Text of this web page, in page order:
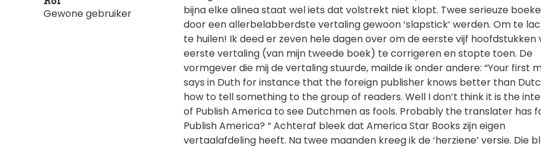
Gewone gebruiker
bijna elke alinea staat wel iets dat volstrekt niet klopt. Twee serieuze
door een allerbelabberdste vertaling gewoon ‘slapstick’ werden. Om te
te huilen! Ik deed er zeven hele dagen over om de eerste vijf hoofdstukken
eerste vertaling (van mijn tweede boek) te corrigeren en stopte toen. De
vormgever die mij de vertaling stuurde, mailde ik onder andere: “Your first
says in Duth for instance that the foreign publisher knows better than
how to tell something to the group of readers. Well I don’t think it is the
of Publish America to see Dutchmen as fools. Probably the translater has
Publish America? “ Achteraf bleek dat America Star Books zijn eigen
vertaalafdeling heeft. Na twee maanden kreeg ik de ‘herziene’ versie. Die